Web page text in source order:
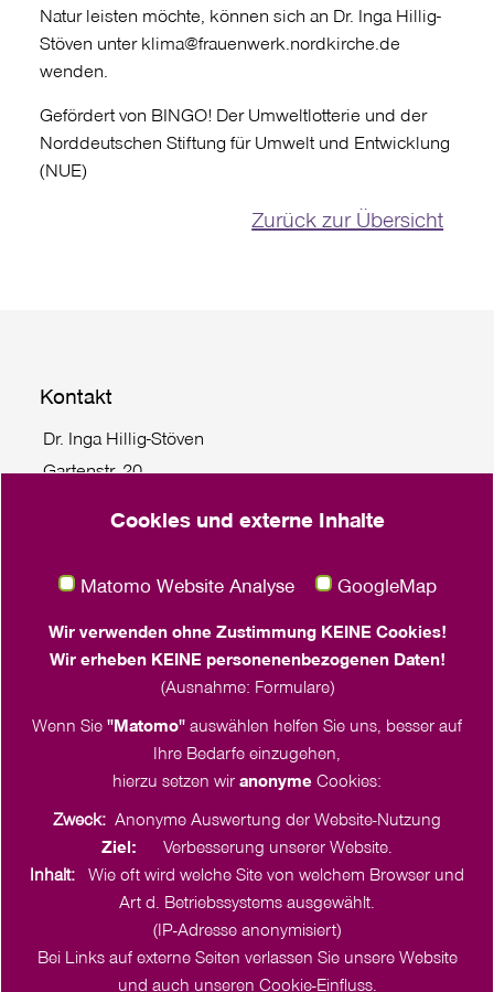
Natur leisten möchte, können sich an Dr. Inga Hillig-
Stöven unter klima@frauenwerk.nordkirche.de
wenden.
Gefördert von BINGO! Der Umweltlotterie und der
Norddeutschen Stiftung für Umwelt und Entwicklung
(NUE)
Zurück zur Übersicht
Kontakt
Dr. Inga Hillig-Stöven
Gartenstr. 20
Tel. +49 431 55779 114
Juliane Bäthge
Häktweg 4-6
Tel. +49 151 2375 3095
frauenwerk.nordkirche.de
Cookies und externe Inhalte
Matomo Website Analyse GoogleMap
Wir verwenden ohne Zustimmung KEINE Cookies!
Wir erheben KEINE personenenbezogenen Daten!
(Ausnahme: Formulare)
Wenn Sie "Matomo" auswählen helfen Sie uns, besser auf
Ihre Bedarfe einzugehen,
hierzu setzen wir anonyme Cookies:
Zweck: Anonyme Auswertung der Website-Nutzung
Ziel: Verbesserung unserer Website.
Inhalt: Wie oft wird welche Site von welchem Browser und
Art d. Betriebssystems ausgewählt.
(IP-Adresse anonymisiert)
Bei Links auf externe Seiten verlassen Sie unsere Website
und auch unseren Cookie-Einfluss.